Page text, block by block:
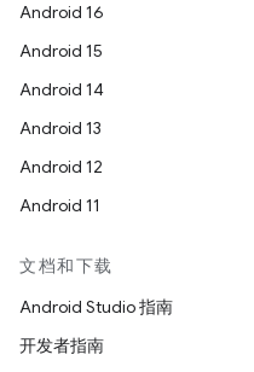
Android 16
Android 15
Android 14
Android 13
Android 12
Android 11
文档和下载
Android Studio 指南
开发者指南